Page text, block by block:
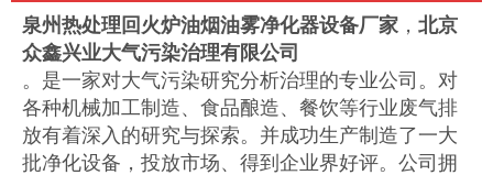
泉州热处理回火炉油烟油雾净化器设备厂家 ， 北京
众鑫兴业大气污染治理有限公司
。是一家对大气污染研究分析治理的专业公司。对
各种机械加工制造、食品酿造、餐饮等行业废气排
放有着深入的研究与探索。并成功生产制造了一大
批净化设备，投放市场、得到企业界好评。公司拥